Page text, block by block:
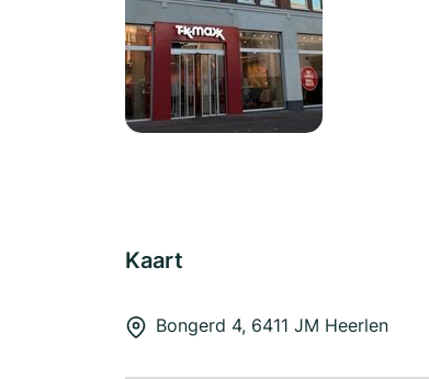
Kaart
Bongerd 4, 6411 JM Heerlen